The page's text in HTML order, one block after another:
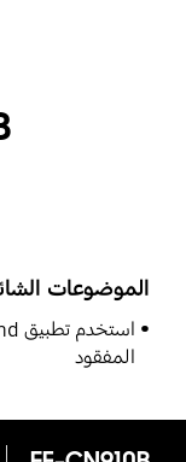
الموضوعات
المفقود